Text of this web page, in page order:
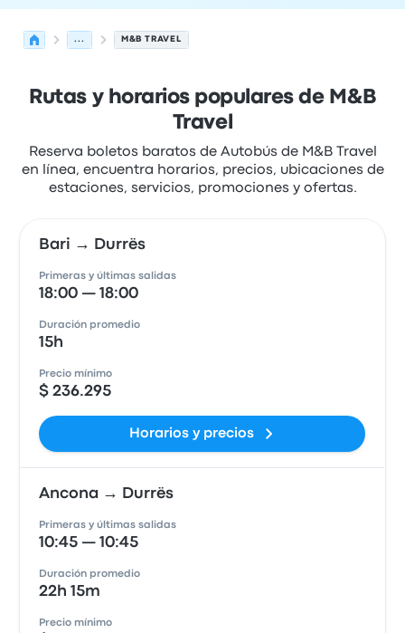
... M&B TRAVEL
Rutas y horarios populares de M&B
Travel
Reserva boletos baratos de Autobús de M&B Travel
en línea, encuentra horarios, precios, ubicaciones de
estaciones, servicios, promociones y ofertas.
Bari → Durrës
Primeras y últimas salidas
18:00 — 18:00
Duración promedio
15h
Precio mínimo
$ 236.295
Horarios y precios
Ancona → Durrës
Primeras y últimas salidas
10:45 — 10:45
Duración promedio
22h 15m
Precio mínimo